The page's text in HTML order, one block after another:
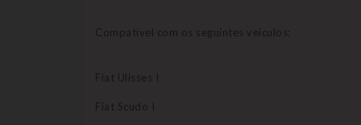
Compatível com os seguintes veículos:
Fiat Ulisses I
Fiat Scudo I